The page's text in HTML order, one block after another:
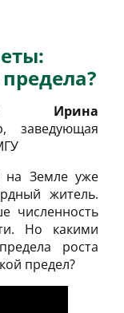
Ирина
заведующая
на Земле уже
житель.
численность
Но какими
роста
предел?